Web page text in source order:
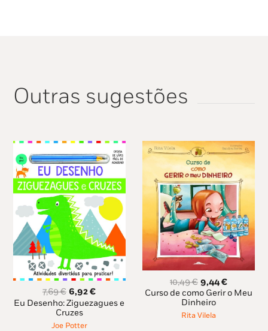
Outras sugestões
7,69€ O
preço
original
era:
6,92€O
preço
Eu Desenho: Ziguezagues e
Cruzes
Joe Potter
10,49€ O
preço
original
era:
9,44€O
preço
Curso de como Gerir o Meu
Dinheiro
Rita Vilela